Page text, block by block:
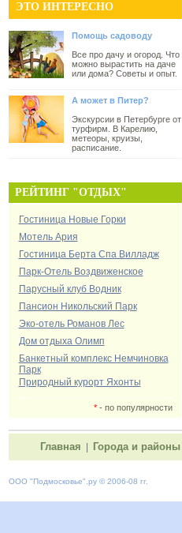
ЭТО ИНТЕРЕСНО
Помощь садоводу
Все про дачу и огород. Что
можно вырастить на даче
или дома? Советы и опыт.
А может в Питер?
Экскурсии в Петербурге от
турфирм. В Карелию,
метеоры, круизы,
расписание.
РЕЙТИНГ "ОТДЫХ"
Гостиница Новые Горки
Мотель Ария
Гостиница Берта Спа Вилладж
Парк-Отель Воздвиженское
Парусный клуб Водник
Пансион Никольский Парк
Эко-отель Романов Лес
Дом отдыха Олимп
Банкетный комплекс Немчиновка
Парк
Природный курорт Яхонты
*- по популярности
Главная Города и районы
ООО "Подмосковье" .ру © 2006-08 гг.